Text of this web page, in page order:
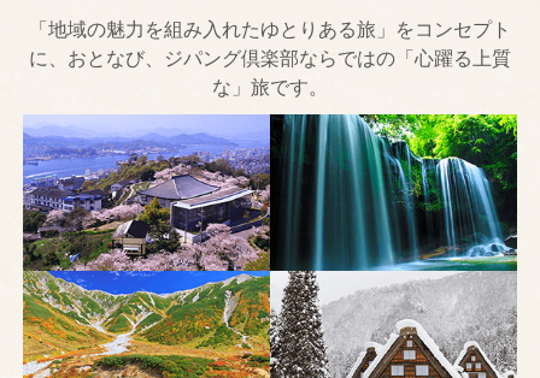
「地域の魅力を組み入れたゆとりある旅」をコンセプト
に、おとなび、ジパング倶楽部ならではの「心躍る上質
な」旅です。